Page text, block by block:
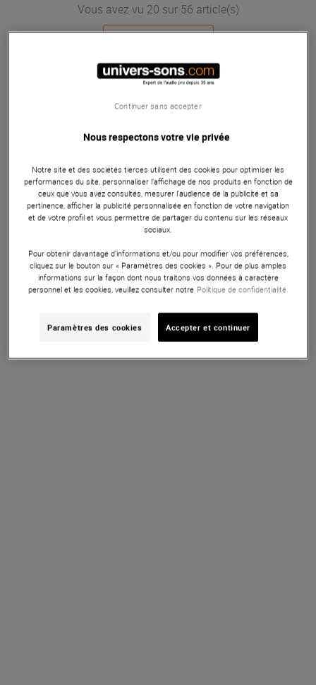
Vous avez vu 20 sur 56 article(s)
Voir plus d''articles
Nous respectons votre vie privée
Notre site et des sociétés tierces utilisent des cookies pour optimiser les
performances du site, personnaliser l’affichage de nos produits en fonction de
ceux que vous avez consultés, mesurer l'audience de la publicité et sa
pertinence, afficher la publicité personnalisée en fonction de votre navigation
et de votre profil et vous permettre de partager du contenu sur les réseaux
sociaux.
Pour obtenir davantage d'informations et/ou pour modifier vos préférences,
cliquez sur le bouton sur « Paramètres des cookies ». Pour de plus amples
informations sur la façon dont nous traitons vos données à caractère
personnel et les cookies, veuillez consulter notre Politique de confidentialité.
Paramètres des cookies Accepter et continuer
Continuer sans accepter